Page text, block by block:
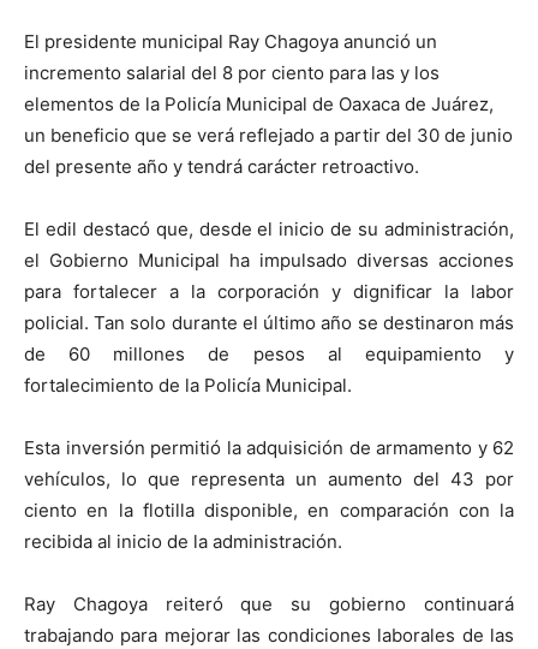
El presidente municipal Ray Chagoya anunció un
incremento salarial del 8 por ciento para las y los
elementos de la Policía Municipal de Oaxaca de Juárez,
un beneficio que se verá reflejado a partir del 30 de junio
del presente año y tendrá carácter retroactivo.
El edil destacó que, desde el inicio de su administración,
el Gobierno Municipal ha impulsado diversas acciones
para fortalecer a la corporación y dignificar la labor
policial. Tan solo durante el último año se destinaron más
de 60 millones de pesos al equipamiento y
fortalecimiento de la Policía Municipal.
Esta inversión permitió la adquisición de armamento y 62
vehículos, lo que representa un aumento del 43 por
ciento en la flotilla disponible, en comparación con la
recibida al inicio de la administración.
Ray Chagoya reiteró que su gobierno continuará
trabajando para mejorar las condiciones laborales de las